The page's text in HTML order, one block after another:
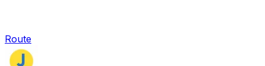
Route